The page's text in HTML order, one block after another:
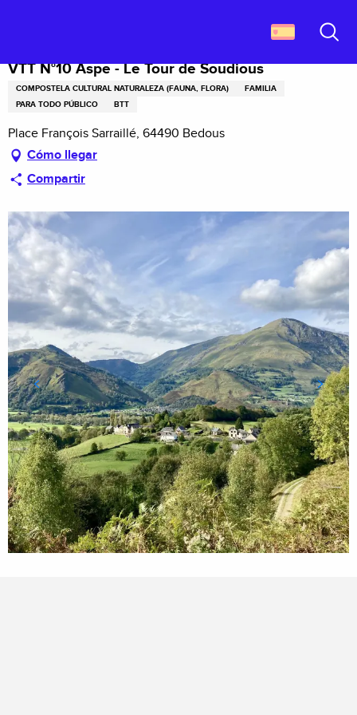
principal
VTT N°10 Aspe - Le Tour de Soudious
COMPOSTELA CULTURAL NATURALEZA (FAUNA, FLORA)
FAMILIA
PARA TODO PÚBLICO
BTT
Place François Sarraillé, 64490 Bedous
Cómo llegar
Compartir